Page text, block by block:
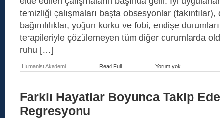
temizliği çalışmaları başta obsesyonlar
bağımlılıklar, yoğun korku ve fobi, endişe
terapileriyle çözülemeyen tüm diğer durumlarda
ruhu […]
Humanist Akademi Read Full Yorum yok
–
ve
Eklenti
Farklı Hayatlar Boyunca Takip
Regresyonu